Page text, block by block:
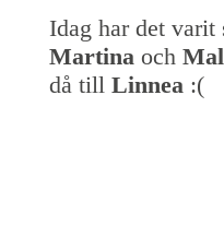
Idag har det
Martina och
då till Linnea :(